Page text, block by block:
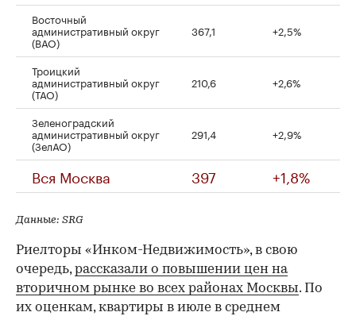
Восточный
административный округ
(ВАО)
367,1 +2,5%
Троицкий
административный округ
(ТАО)
210,6 +2,6%
Зеленоградский
административный округ
(ЗелАО)
291,4 +2,9%
Вся Москва 397 +1,8%
Данные: SRG
Риелторы «Инком-Недвижимость», в свою
очередь,рассказали о повышении цен на
вторичном рынке во всех районах Москвы. По
их оценкам, квартиры в июле в среднем